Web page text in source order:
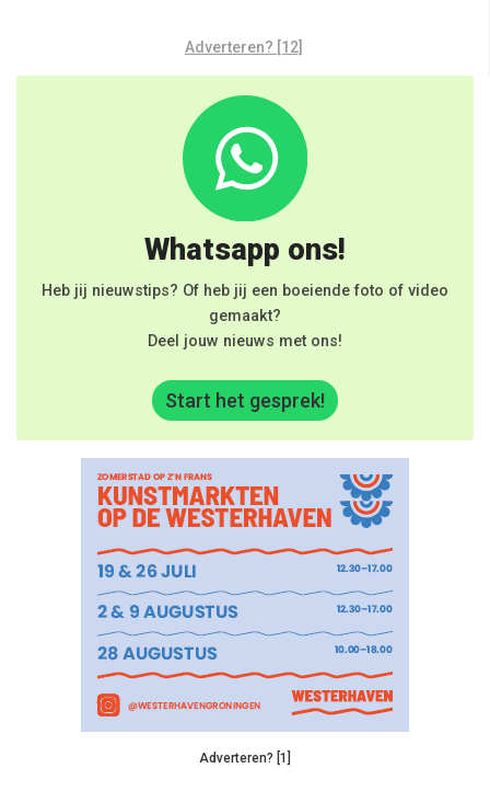
Adverteren? [12]
Whatsapp ons!
Heb jij nieuwstips? Of heb jij een boeiende foto of video
gemaakt?
Deel jouw nieuws met ons!
Start het gesprek!
Adverteren? [1]